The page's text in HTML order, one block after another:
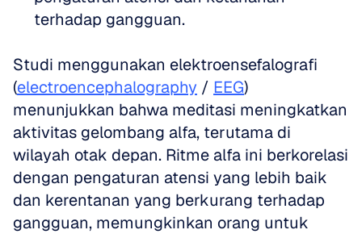
terhadap gangguan.
Studi menggunakan elektroensefalografi
(electroencephalography / EEG)
menunjukkan bahwa meditasi meningkatkan
aktivitas gelombang alfa, terutama di
wilayah otak depan. Ritme alfa ini berkorelasi
dengan pengaturan atensi yang lebih baik
dan kerentanan yang berkurang terhadap
gangguan, memungkinkan orang untuk